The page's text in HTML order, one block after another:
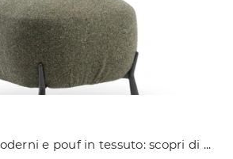
Complementi moderni e pouf in tessuto: scopri di più sul modello Pouf Mys di Midj e potrai arricchire i tuoi interni.